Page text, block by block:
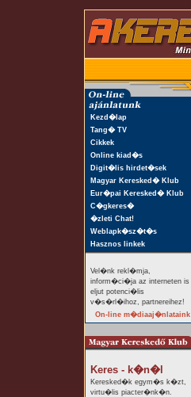
Kezd�lap
Tang� TV
Cikkek
Online kiad�s
Digit�lis hirdet�sek
Magyar Keresked� Klub
Eur�pai Keresked� Klub
C�gkeres�
�zleti Chat!
Weblapk�sz�t�s
Hasznos linkek
Vel�nk rekl�mja,
inform�ci�ja az interneten is
eljut potenci�lis
v�s�rl�ihoz, partnereihez!
On-line m�diaaj�nlataink
Keres - k�n�l
Keresked�k egym�s k�zt,
virtu�lis piacter�nk�n.